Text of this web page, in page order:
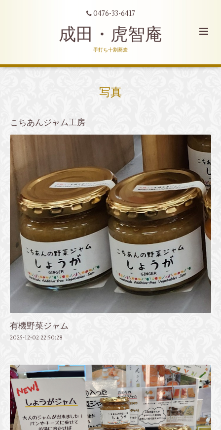
0476-33-6417
成田・虎智庵
手打ち十割蕎麦
写真
こちあんジャム工房
有機野菜ジャム
2025-12-02 22:50:28